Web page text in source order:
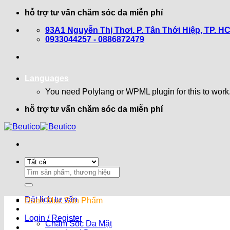
hỗ trợ tư vấn chăm sóc da miễn phí
93A1 Nguyễn Thị Thơi. P. Tân Thới Hiệp, TP.
0933044257 - 0886872479
Languages
You need Polylang or WPML plugin for this to
hỗ trợ tư vấn chăm sóc da miễn phí
Search
for:
Đặt lịch tư vấn
Login / Register
Danh Mục Sản Phẩm
Chăm Sóc Da Mặt